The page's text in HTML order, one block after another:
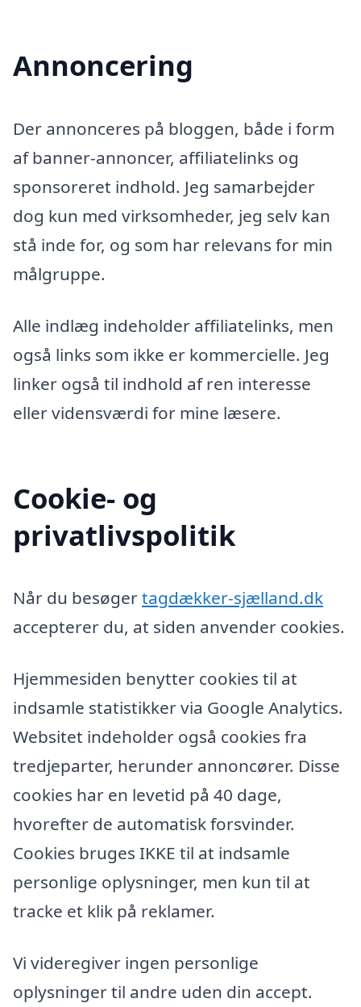
Annoncering
Der annonceres på bloggen, både i form
af banner-annoncer, affiliatelinks og
sponsoreret indhold. Jeg samarbejder
dog kun med virksomheder, jeg selv kan
stå inde for, og som har relevans for min
målgruppe.
Alle indlæg indeholder affiliatelinks, men
også links som ikke er kommercielle. Jeg
linker også til indhold af ren interesse
eller vidensværdi for mine læsere.
Cookie- og
privatlivspolitik
Når du besøgertagdækker-sjælland.dk
accepterer du, at siden anvender cookies.
Hjemmesiden benytter cookies til at
indsamle statistikker via Google Analytics.
Websitet indeholder også cookies fra
tredjeparter, herunder annoncører. Disse
cookies har en levetid på 40 dage,
hvorefter de automatisk forsvinder.
Cookies bruges IKKE til at indsamle
personlige oplysninger, men kun til at
tracke et klik på reklamer.
Vi videregiver ingen personlige
oplysninger til andre uden din accept.